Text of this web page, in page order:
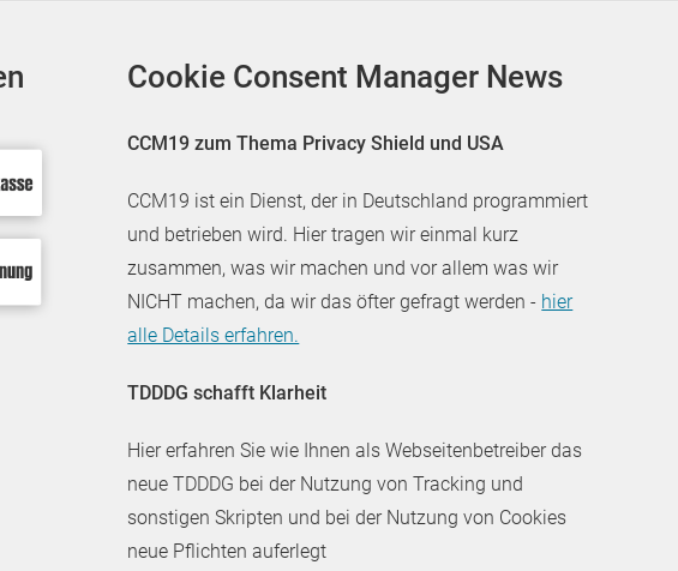
Cookie Consent Manager News
CCM19 zum Thema Privacy Shield und USA
CCM19 ist ein Dienst, der in Deutschland programmiert
und betrieben wird. Hier tragen wir einmal kurz
zusammen, was wir machen und vor allem was wir
NICHT machen, da wir das öfter gefragt werden - hier
alle Details erfahren.
TDDDG schafft Klarheit
Hier erfahren Sie wie Ihnen als Webseitenbetreiber das
neue TDDDG bei der Nutzung von Tracking und
sonstigen Skripten und bei der Nutzung von Cookies
neue Pflichten auferlegt